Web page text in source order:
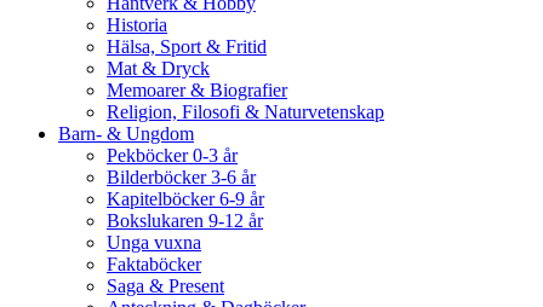
Historia
Hälsa, Sport & Fritid
Mat & Dryck
Memoarer & Biografier
Religion, Filosofi & Naturvetenskap
Barn- & Ungdom
Pekböcker 0-3 år
Bilderböcker 3-6 år
Kapitelböcker 6-9 år
Bokslukaren 9-12 år
Unga vuxna
Faktaböcker
Saga & Present